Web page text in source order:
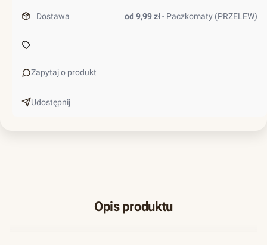
Dostawa od 9,99 zł - Paczkomaty (PRZELEW)
Zapytaj o produkt
Udostępnij
Opis produktu